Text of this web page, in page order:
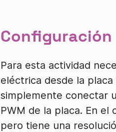
Configuración
Para esta actividad
eléctrica desde la
simplemente conectar
PWM de la placa. En el
pero tiene una